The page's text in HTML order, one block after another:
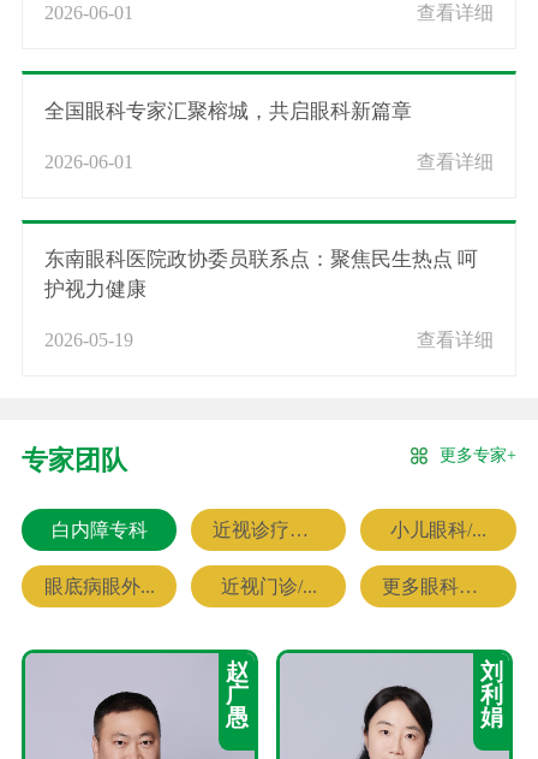
2026-06-01 查看详细
全国眼科专家汇聚榕城，共启眼科新篇章
2026-06-01 查看详细
东南眼科医院政协委员联系点：聚焦民生热点 呵
护视力健康
2026-05-19 查看详细
专家团队 更多专家+
白内障专科 近视诊疗专科 小儿眼科/...
眼底病眼外... 近视门诊/... 更多眼科专家
赵
广
愚
刘
利
娟